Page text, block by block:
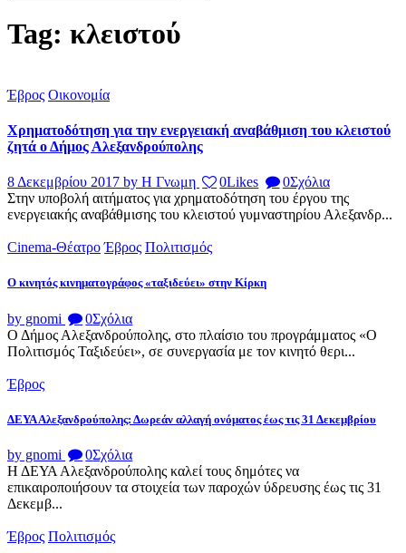
Tag: κλειστού
Έβρος Οικονομία
Χρηματοδότηση για την ενεργειακή αναβάθμιση του κλειστού
ζητά ο Δήμος Αλεξανδρούπολης
8 Δεκεμβρίου 2017 by Η Γνωμη 0Likes 0Σχόλια
Στην υποβολή αιτήματος για χρηματοδότηση του έργου της
ενεργειακής αναβάθμισης του κλειστού γυμναστηρίου Αλεξανδρ...
Cinema-Θέατρο Έβρος Πολιτισμός
Ο κινητός κινηματογράφος «ταξιδεύει» στην Κίρκη
by gnomi 0Σχόλια
Ο Δήμος Αλεξανδρούπολης, στο πλαίσιο του προγράμματος «Ο
Πολιτισμός Ταξιδεύει», σε συνεργασία με τον κινητό θερι...
Έβρος
ΔΕΥΑ Αλεξανδρούπολης: Δωρεάν αλλαγή ονόματος έως τις 31 Δεκεμβρίου
by gnomi 0Σχόλια
Η ΔΕΥΑ Αλεξανδρούπολης καλεί τους δημότες να
επικαιροποιήσουν τα στοιχεία των παροχών ύδρευσης έως τις 31
Δεκεμβ...
Έβρος Πολιτισμός